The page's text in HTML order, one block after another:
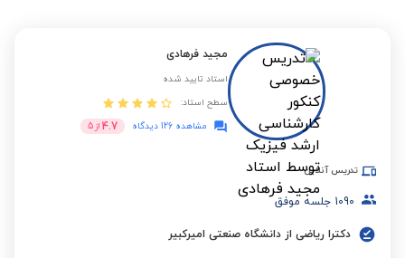
مجید فرهادی
استاد تایید شده
سطح استاد:
مشاهده 126 دیدگاه
4.7 از 5
تدریس آنلاین
1090 جلسه موفق
دکترا ریاضی از دانشگاه صنعتی امیرکبیر